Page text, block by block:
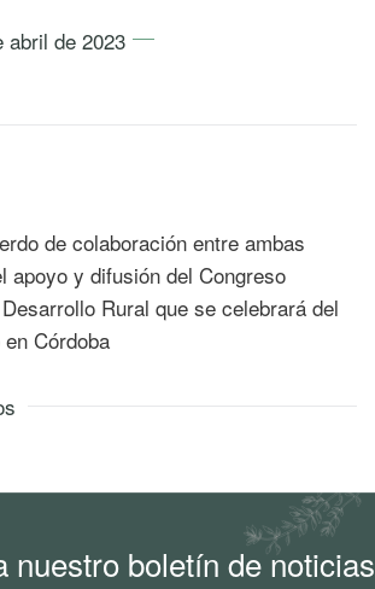
abril de 2023
de colaboración entre ambas
apoyo y difusión del Congreso
Rural que se celebrará del
Córdoba
nuestro boletín de noticias